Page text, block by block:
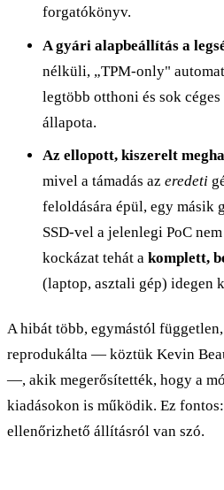
forgatókönyv.
A gyári alapbeállítás a
nélküli, „TPM-only"
legtöbb otthoni és sok
állapota.
Az ellopott, kiszerelt
mivel a támadás az eredeti
feloldására épül, egy másik
SSD-vel a jelenlegi PoC
kockázat tehát a komplett,
(laptop, asztali gép) idegen
A hibát több, egymástól
reprodukálta — köztük Kevin
—, akik megerősítették, hogy a
kiadásokon is működik. Ez
ellenőrizhető állításról van szó.